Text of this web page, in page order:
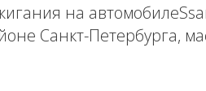
на
Санкт-Петербурга,